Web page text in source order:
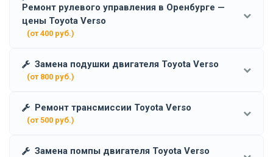
Ремонт рулевого управления в Оренбурге —
цены Toyota Verso
(от 400 руб.)
Замена подушки двигателя Toyota Verso
(от 800 руб.)
Ремонт трансмиссии Toyota Verso
(от 500 руб.)
Замена помпы двигателя Toyota Verso